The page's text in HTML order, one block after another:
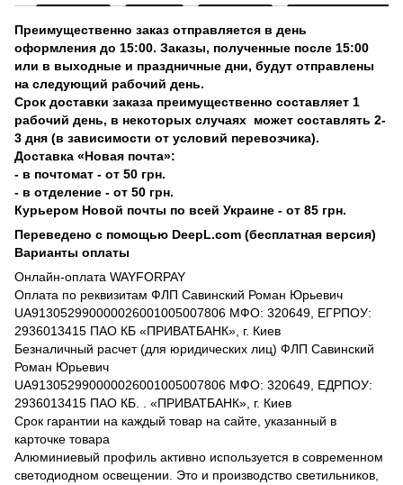
Преимущественно заказ отправляется в день
оформления до 15:00. Заказы, полученные после 15:00
или в выходные и праздничные дни, будут отправлены
на следующий рабочий день.
Срок доставки заказа преимущественно составляет 1
рабочий день, в некоторых случаях может составлять 2-
3 дня (в зависимости от условий перевозчика).
Доставка «Новая почта»:
- в почтомат - от 50 грн.
- в отделение - от 50 грн.
Курьером Новой почты по всей Украине - от 85 грн.
Переведено с помощью DeepL.com (бесплатная версия)
Варианты оплаты
Онлайн-оплата WAYFORPAY
Оплата по реквизитам ФЛП Савинский Роман Юрьевич
UA913052990000026001005007806 МФО: 320649, ЕГРПОУ:
2936013415 ПАО КБ «ПРИВАТБАНК», г. Киев
Безналичный расчет (для юридических лиц) ФЛП Савинский
Роман Юрьевич
UA913052990000026001005007806 МФО: 320649, ЕДРПОУ:
2936013415 ПАО КБ. . «ПРИВАТБАНК», г. Киев
Срок гарантии на каждый товар на сайте, указанный в
карточке товара
Алюминиевый профиль активно используется в современном
светодиодном освещении. Это и производство светильников,